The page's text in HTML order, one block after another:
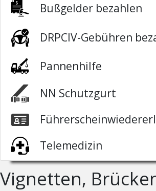
Bußgelder bezahlen
DRPCIV-Gebühren
Pannenhilfe
NN Schutzgurt
Telemedizin
Vignetten,